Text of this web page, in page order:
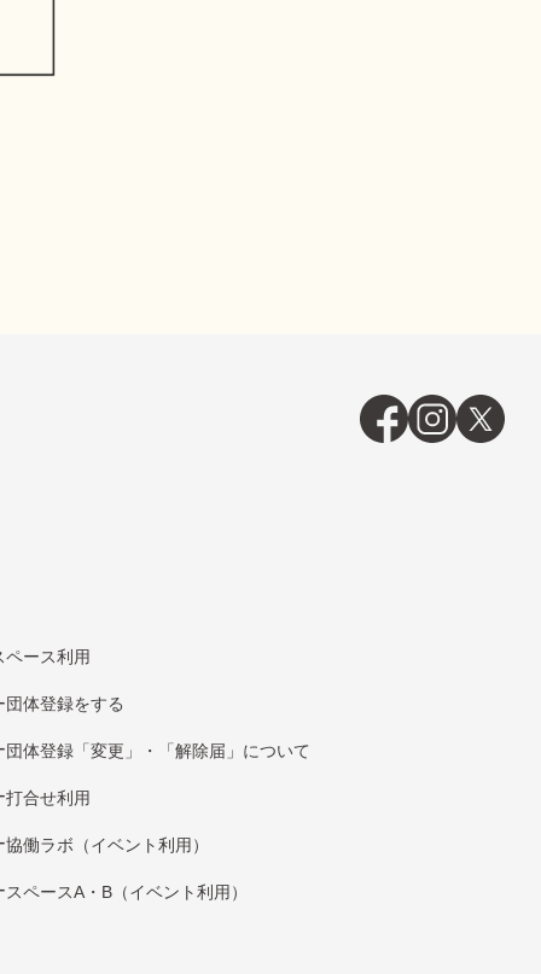
ペース利用
団体登録をする
団体登録「変更」・「解除届」について
打合せ利用
協働ラボ（イベント利⽤）
スペースA・B（イベント利⽤）